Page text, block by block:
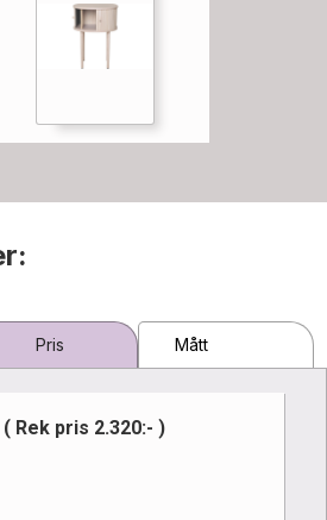
Pris Mått
Rek pris 2.320:- )